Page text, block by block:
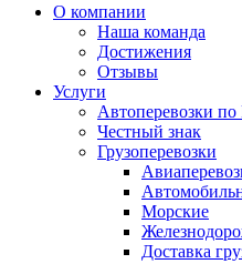
О компании
Наша команда
Достижения
Отзывы
Услуги
Автоперевозки
Честный знак
Грузоперевозки
Морские
Доставка